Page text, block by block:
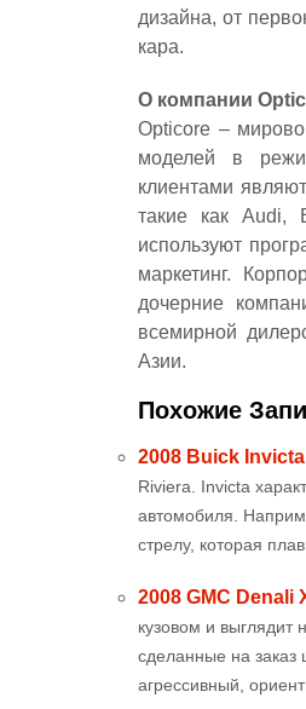
дизайна, от
кара.
О компании
Opticore –
моделей в
клиентами
такие как Audi,
используют
маркетинг.
дочерние
всемирной
Азии.
Похожие
2008 Buick
Riviera. Invicta
автомобиля.
стрелу, которая
2008 GMC Denali
кузовом и
сделанные на
агрессивный,